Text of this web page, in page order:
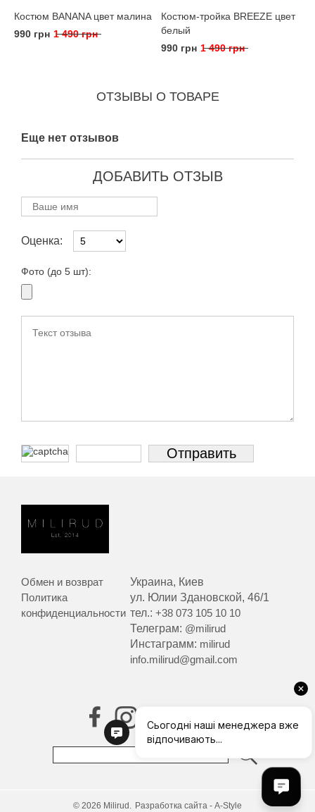
Костюм BANANA цвет малина
990 грн 1 490 грн
Костюм-тройка BREEZE цвет
белый
990 грн 1 490 грн
ОТЗЫВЫ О ТОВАРЕ
Еще нет отзывов
ДОБАВИТЬ ОТЗЫВ
Оценка:
Фото (до 5 шт):
Обмен и возврат
Политика
конфиденциальности
Украина, Киев
ул. Юлии Здановской, 46/1
тел.:+38 073 105 10 10
Телеграм: @milirud
Инстаграмм: milirud
info.milirud@gmail.com
© 2026 Milirud. Разработка сайта - A-Style